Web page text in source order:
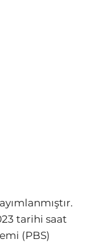
tarihi saat
(PBS)